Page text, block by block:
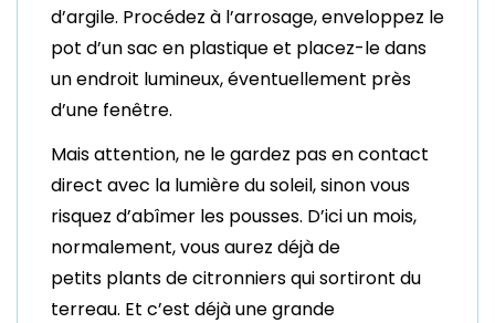
d’argile. Procédez à l’arrosage, enveloppez le
pot d’un sac en plastique et placez-le dans
un endroit lumineux, éventuellement près
d’une fenêtre.
Mais attention, ne le gardez pas en contact
direct avec la lumière du soleil, sinon vous
risquez d’abîmer les pousses. D’ici un mois,
normalement, vous aurez déjà de
petits plants de citronniers qui sortiront du
terreau. Et c’est déjà une grande